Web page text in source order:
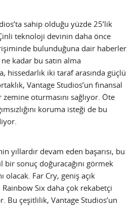
sahip olduğu yüzde 25’lik
teknoloji devinin daha önce
bulunduğuna dair haberler
kadar bu satın alma
hissedarlık iki taraf arasında güçlü
Vantage Studios’un finansal
oturmasını sağlıyor. Öte
koruma isteği de bu
yıllardır devam eden başarısı, bu
bir sonuç doğuracağını görmek
olacak. Far Cry, geniş açık
Six daha çok rekabetçi
Bu çeşitlilik, Vantage Studios’un